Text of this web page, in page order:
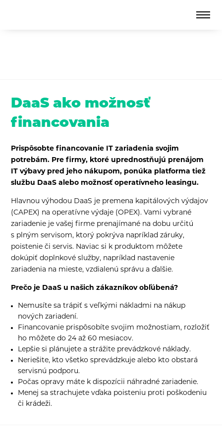
DaaS ako možnosť
financovania
Prispôsobte financovanie IT zariadenia svojim
potrebám. Pre firmy, ktoré uprednostňujú prenájom
IT výbavy pred jeho nákupom, ponúka platforma tiež
službu DaaS alebo možnosť operatívneho leasingu.
Hlavnou výhodou DaaS je premena kapitálových výdajov
(CAPEX) na operatívne výdaje (OPEX). Vami vybrané
zariadenie je vašej firme prenajímané na dobu určitú
s plným servisom, ktorý pokrýva napríklad záruky,
poistenie či servis. Naviac si k produktom môžete
dokúpiť doplnkové služby, napríklad nastavenie
zariadenia na mieste, vzdialenú správu a ďalšie.
Prečo je DaaS u našich zákazníkov obľúbená?
Nemusíte sa trápiť s veľkými nákladmi na nákup
nových zariadení.
Financovanie prispôsobíte svojim možnostiam, rozložiť
ho môžete do 24 až 60 mesiacov.
Lepšie si plánujete a strážite prevádzkové náklady.
Neriešite, kto všetko sprevádzkuje alebo kto obstará
servisnú podporu.
Počas opravy máte k dispozícii náhradné zariadenie.
Menej sa strachujete vďaka poisteniu proti poškodeniu
či krádeži.